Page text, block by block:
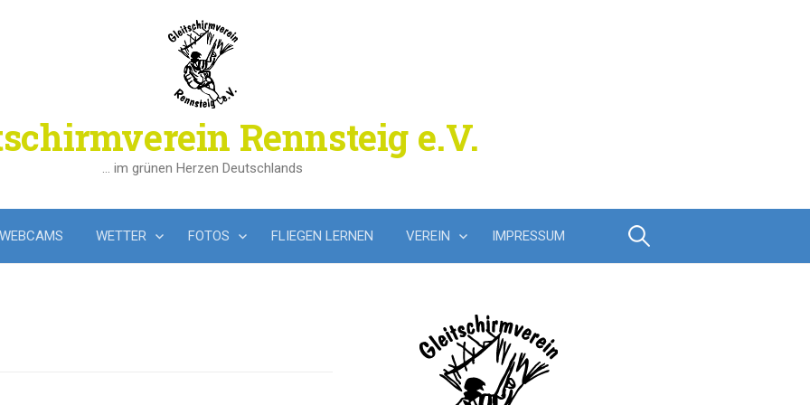
Rennsteig e.V.
… im grünen Herzen Deutschlands
WEBCAMS WETTER FOTOS FLIEGEN LERNEN VEREIN IMPRESSUM Suchen